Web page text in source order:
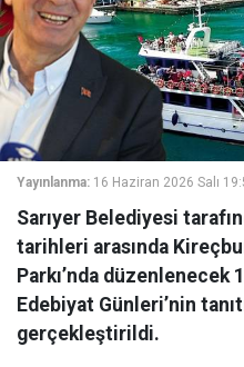
Yayınlanma: 16 Haziran 2026 Salı
Sarıyer Belediyesi
tarihleri arasında
Parkı’nda düzenlenecek
Edebiyat Günleri’nin
gerçekleştirildi.